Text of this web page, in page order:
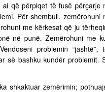
që përpiqet të fusë përçarje
Për shembull, zemërohuni
me kërkesat që ju
në punë. Zemërohuni me
problemin
së bashku kundër problemit.
shkaktuar zemërimin;